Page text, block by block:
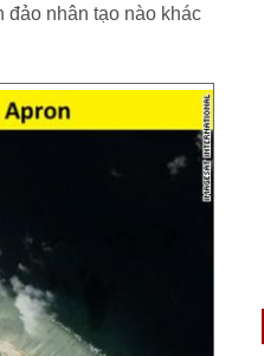
đảo nhân tạo nào khác